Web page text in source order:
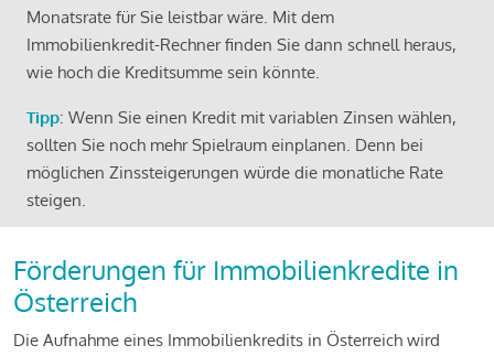
Monatsrate für Sie leistbar wäre. Mit dem
Immobilienkredit-Rechner finden Sie dann schnell heraus,
wie hoch die Kreditsumme sein könnte.
Tipp: Wenn Sie einen Kredit mit variablen Zinsen wählen,
sollten Sie noch mehr Spielraum einplanen. Denn bei
möglichen Zinssteigerungen würde die monatliche Rate
steigen.
Förderungen für Immobilienkredite in
Österreich
Die Aufnahme eines Immobilienkredits in Österreich wird